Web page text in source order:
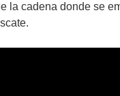
la cadena donde se